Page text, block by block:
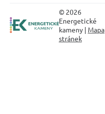
© 2026
Energetické
kameny | Mapa
stránek